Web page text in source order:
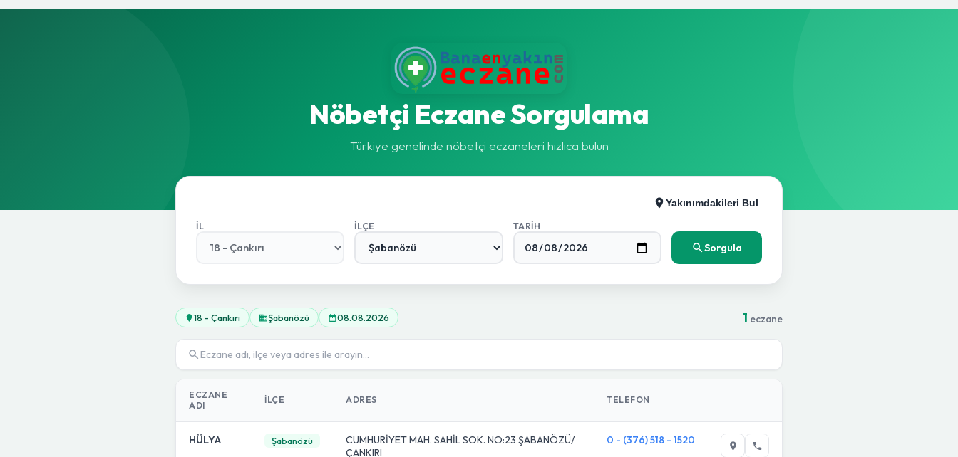
Nöbetçi Eczane Sorgulama
Türkiye genelinde nöbetçi eczaneleri hızlıca bulun
Yakınımdakileri Bul
İL İLÇE TARIH
Sorgula
18 - Çankırı Şabanözü 08.08.2026 1 eczane
ECZANE
ADI
İLÇE ADRES TELEFON
HÜLYA Şabanözü
CUMHURİYET MAH. SAHİL SOK. NO:23 ŞABANÖZÜ/
ÇANKIRI
0 - (376) 518 - 1520